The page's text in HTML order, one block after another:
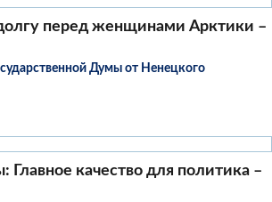
перед женщинами Арктики –
Думы от Ненецкого
Главное качество для политика –